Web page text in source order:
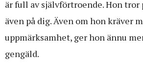
är full av självförtroende. Hon tror
även på dig. Även om hon kräver
uppmärksamhet, ger hon ännu
gengäld.